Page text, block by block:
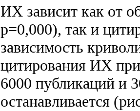
ИХ зависит как от
p=0,000), так и
зависимость
цитирования ИХ
6000 публикаций и
останавливается